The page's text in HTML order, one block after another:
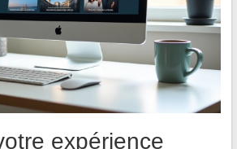
expérience